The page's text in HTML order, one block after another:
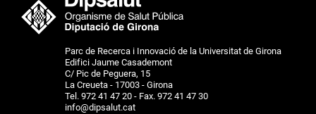
Parc de Recerca i Innovació de la Universitat de Girona
Edifici Jaume Casademont
C/ Pic de Peguera, 15
La Creueta - 17003 - Girona
Tel. 972 41 47 20 - Fax. 972 41 47 30
info@dipsalut.cat